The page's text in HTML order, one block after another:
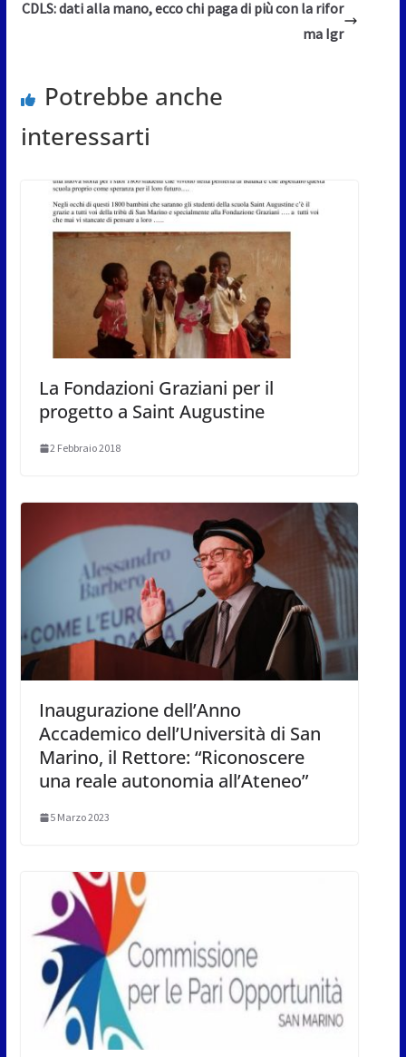
CDLS: dati alla mano, ecco chi paga di più con la rifor
ma Igr
Potrebbe anche
interessarti
La Fondazioni Graziani per il
progetto a Saint Augustine
2 Febbraio 2018
Inaugurazione dell’Anno
Accademico dell’Università di San
Marino, il Rettore: “Riconoscere
una reale autonomia all’Ateneo”
5 Marzo 2023